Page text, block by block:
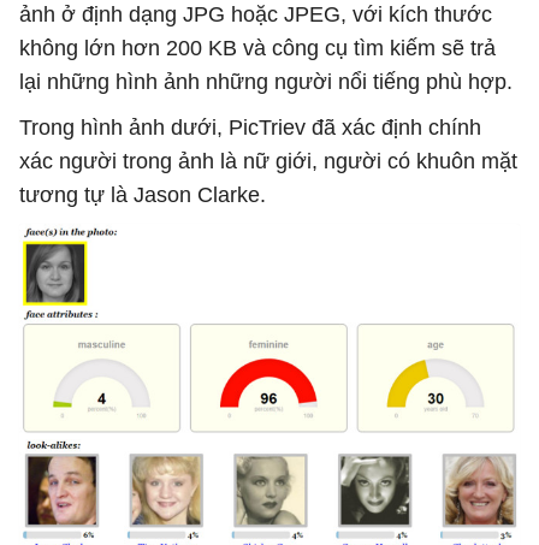
ảnh ở định dạng JPG hoặc JPEG, với kích thước
không lớn hơn 200 KB và công cụ tìm kiếm sẽ trả
lại những hình ảnh những người nổi tiếng phù hợp.
Trong hình ảnh dưới, PicTriev đã xác định chính
xác người trong ảnh là nữ giới, người có khuôn mặt
tương tự là Jason Clarke.